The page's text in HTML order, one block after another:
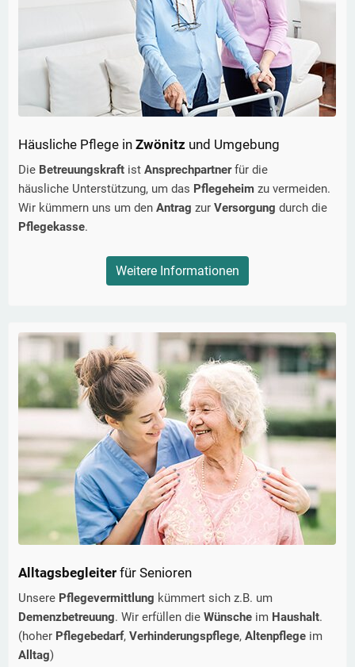
Häusliche Pflege in Zwönitz und Umgebung
Die Betreuungskraft ist Ansprechpartnerfür die
häusliche Unterstützung, um das Pflegeheim zu vermeiden.
Wir kümmern uns um den Antrag zur Versorgung durch die
Pflegekasse.
Weitere Informationen
Alltagsbegleiter für Senioren
Unsere Pflegevermittlung kümmert sich z.B. um
Demenzbetreuung. Wir erfüllen die Wünsche im Haushalt.
(hoher Pflegebedarf, Verhinderungspflege, Altenpflege im
Alltag)